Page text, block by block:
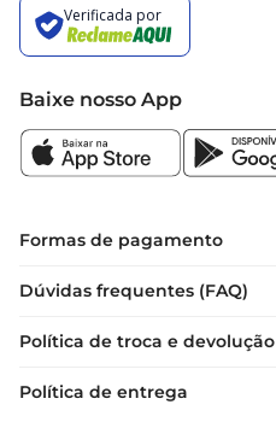
Baixe nosso App
Formas de pagamento
Dúvidas frequentes (FAQ)
Política de troca e devolução
Política de entrega